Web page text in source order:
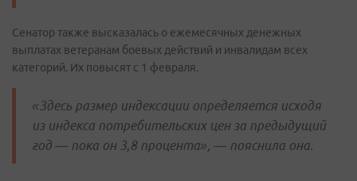
Сенатор также высказалась о ежемесячных денежных
выплатах ветеранам боевых действий и инвалидам всех
категорий. Их повысят с 1 февраля.
«Здесь размер индексации определяется исходя
из индекса потребительских цен за предыдущий
год — пока он 3,8 процента», — пояснила она.